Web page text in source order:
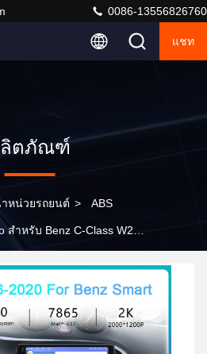
0086-13556826760
แชท
ตภัณฑ์
หน่วยรถยนต์ > ABS
สําหรับ Benz C-Class W203